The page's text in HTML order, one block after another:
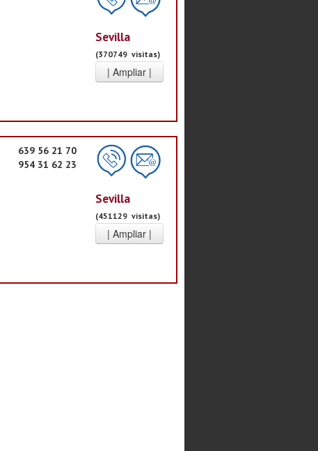
Sevilla
(370749 visitas)
639 56 21 70
954 31 62 23
Sevilla
(451129 visitas)